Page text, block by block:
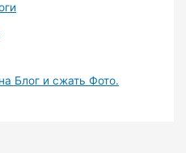
Блог и сжать Фото.